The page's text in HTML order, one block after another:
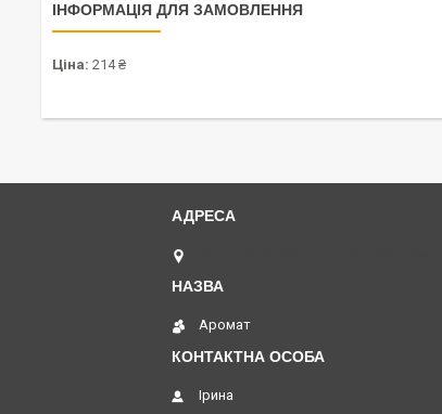
ІНФОРМАЦІЯ ДЛЯ ЗАМОВЛЕННЯ
Ціна: 214 ₴
Аромат
Ірина